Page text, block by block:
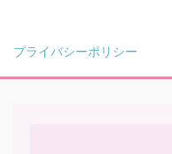
プライバシーポリシー